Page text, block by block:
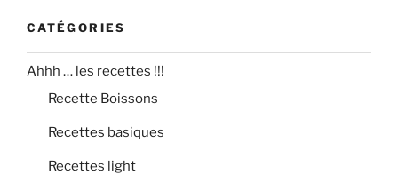
CATÉGORIES
Ahhh … les recettes !!!
Recette Boissons
Recettes basiques
Recettes light